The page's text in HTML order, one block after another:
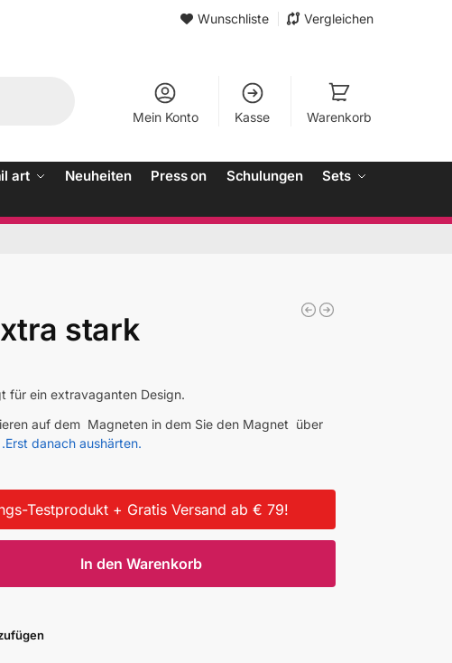
Wunschliste Vergleichen
Mein Konto Kasse Warenkorb
art Neuheiten Press on Schulungen
Sets
stark
für ein extravaganten Design.
auf dem Magneten in dem Sie den Magnet über
danach aushärten.
Testprodukt + Gratis Versand ab € 79!
In den Warenkorb